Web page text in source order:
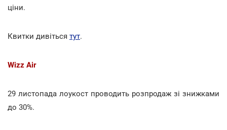
ціни.
Квитки дивіться тут.
Wizz Air
29 листопада лоукост проводить розпродаж зі знижками
до 30%.